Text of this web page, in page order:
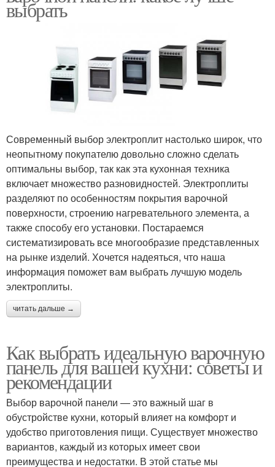
выбрать
Современный выбор электроплит настолько широк, что
неопытному покупателю довольно сложно сделать
оптимальны выбор, так как эта кухонная техника
включает множество разновидностей. Электроплиты
разделяют по особенностям покрытия варочной
поверхности, строению нагревательного элемента, а
также способу его установки. Постараемся
систематизировать все многообразие представленных
на рынке изделий. Хочется надеяться, что наша
информация поможет вам выбрать лучшую модель
электроплиты.
читать дальше →
Как выбрать идеальную варочную
панель для вашей кухни: советы и
рекомендации
Выбор варочной панели — это важный шаг в
обустройстве кухни, который влияет на комфорт и
удобство приготовления пищи. Существует множество
вариантов, каждый из которых имеет свои
преимущества и недостатки. В этой статье мы